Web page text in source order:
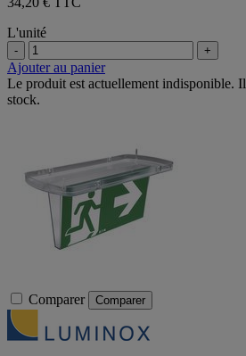
L'unité
- +
Ajouter au panier
Le produit est actuellement indisponible.
stock.
Comparer Comparer